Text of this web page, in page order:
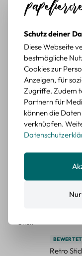
würde sie wieder
Sticker
Durchschnittliche
Erika G.
Schöne Motive
Die Sticker
wieder kaufen.
Retro
Stiel.
Retro
Schutz deiner
Diese Webseite
bestmögliche
Cookies zur
Anzeigen, für
Zugriffe. Zudem
Partnern für
können die
verknüpfen.